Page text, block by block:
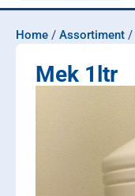
Home / Assortiment /
Mek 1ltr